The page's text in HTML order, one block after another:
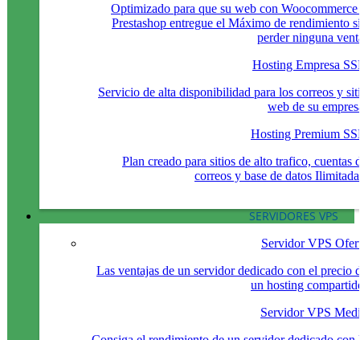
Optimizado para que su web con Woocommerce
Prestashop entregue el Máximo de rendimiento
perder ninguna
Hosting Empresa
Servicio de alta disponibilidad para los correos y
web de su
Hosting Premium
Plan creado para sitios de alto trafico, cuentas
correos y base de datos
SERVIDORES VPS
Servidor VPS
Las ventajas de un servidor dedicado con el precio
un hosting
Servidor VPS